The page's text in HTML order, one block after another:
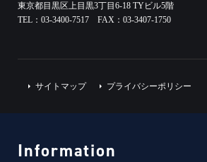
東京都目黒区上目黒3丁目6-18 TYビル5階
TEL：03-3400-7517 FAX：03-3407-1750
サイトマップ プライバシーポリシー
Information